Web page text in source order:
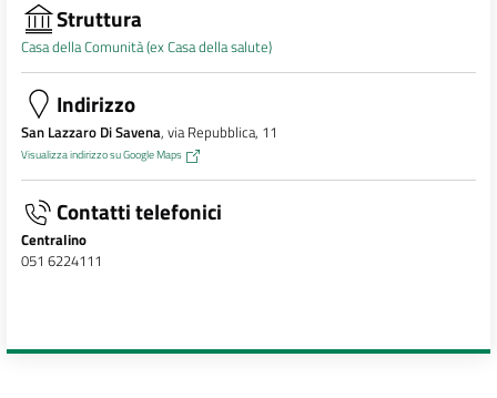
Struttura
Casa della Comunità (ex Casa della salute)
Indirizzo
San Lazzaro Di Savena, via Repubblica, 11
Visualizza indirizzo su Google Maps
Contatti telefonici
Centralino
051 6224111